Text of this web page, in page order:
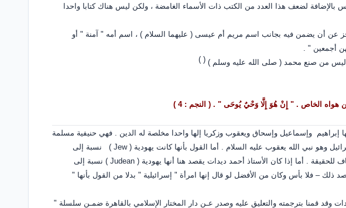
لضعف هذا العدد من الكتب ذات الأسماء الغامضة ، ولكن ليس هناك كتابا واحدا
عن أن يضمن فيه بجانب اسم مريم أم عيسى ( عليهما السلام ) ، اسم أمه " آمنة " أو
أجمعين " .
ليس من صنع محمد ( صلى الله عليه وسلم ) (
)
هواه الخاص . " إِنْ هُوَ إِلَّا وَحْيٌ يُوحَى " . ( النجم : 4 )
إبراهيم وإسماعيل وإسحاق ويعقوب وزكريا إلها واحدا مخلصة له الدين . فهي حنيفية مسلمة
وهو نبي الله يعقوب عليه السلام . أما القول بأنها كانت يهودية ( Jew )
نسبة إلى
للحقيقة . أما إذا كان الأستاذ أحمد ديدات يقصد هنا أنها يهودية ( Judean )
نسبة إلى
ذلك – فلا بأس وكان من الأفضل لو قال إنها امرأة " إسرائيلية " بدلا من القول بأنها "
ديدات وقد قمنا بترجمته والتعليق عليه وصدر عـن دار المختار الإسلامي بالقاهرة ضمـن سلسلة "